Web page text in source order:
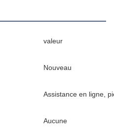
valeur
Nouveau
Assistance en ligne,
Aucune